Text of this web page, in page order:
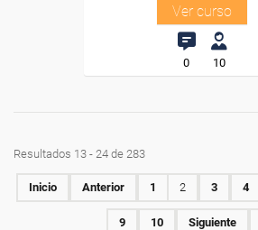
Ver curso
0 10
Resultados 13 - 24 de 283
Inicio Anterior 1 2 3 4
9 10 Siguiente